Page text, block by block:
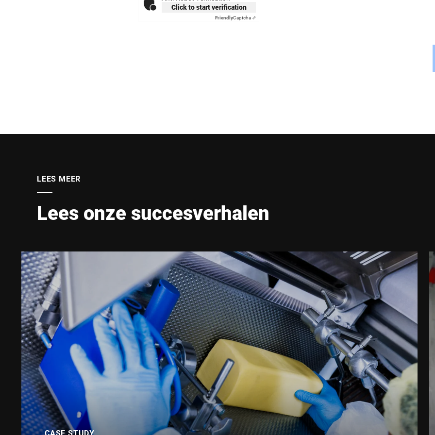
Click to start verification
FriendlyCaptcha ⇗
LEES MEER
Lees onze succesverhalen
CASE STUDY